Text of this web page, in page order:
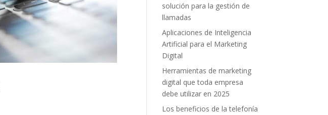
solución para la gestión de
llamadas
Aplicaciones de Inteligencia
Artificial para el Marketing
Digital
Herramientas de marketing
digital que toda empresa
debe utilizar en 2025
Los beneficios de la telefonía